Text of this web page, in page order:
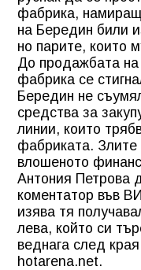
фабрика,
на Бередин били
но парите, които
До продажбата на
фабрика се
Бередин не
средства за
линии, които
фабриката. Злите
влошеното
Антония Петрова
коментатор във
изява тя
лева, който си
веднага след
hotarena.net.